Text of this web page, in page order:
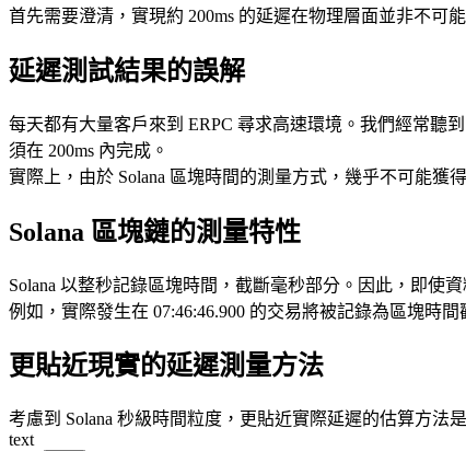
首先需要澄清，實現約 200ms 的延遲在物理層面並非不可
延遲測試結果的誤解
每天都有大量客戶來到 ERPC 尋求高速環境。我們經常聽
須在 200ms 內完成。
實際上，由於 Solana 區塊時間的測量方式，幾乎不可能獲
Solana 區塊鏈的測量特性
Solana 以整秒記錄區塊時間，截斷毫秒部分。因此，即使
例如，實際發生在 07:46:46.900 的交易將被記錄為區塊時間
更貼近現實的延遲測量方法
考慮到 Solana 秒級時間粒度，更貼近實際延遲的估算方法
text